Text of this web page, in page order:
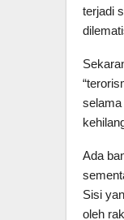
terjadi
selama
Ada
Sisi
oleh